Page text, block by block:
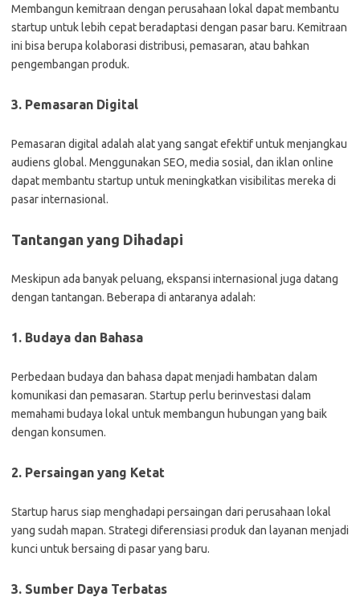
Membangun kemitraan dengan perusahaan lokal dapat membantu
startup untuk lebih cepat beradaptasi dengan pasar baru. Kemitraan
ini bisa berupa kolaborasi distribusi, pemasaran, atau bahkan
pengembangan produk.
3. Pemasaran Digital
Pemasaran digital adalah alat yang sangat efektif untuk menjangkau
audiens global. Menggunakan SEO, media sosial, dan iklan online
dapat membantu startup untuk meningkatkan visibilitas mereka di
pasar internasional.
Tantangan yang Dihadapi
Meskipun ada banyak peluang, ekspansi internasional juga datang
dengan tantangan. Beberapa di antaranya adalah:
1. Budaya dan Bahasa
Perbedaan budaya dan bahasa dapat menjadi hambatan dalam
komunikasi dan pemasaran. Startup perlu berinvestasi dalam
memahami budaya lokal untuk membangun hubungan yang baik
dengan konsumen.
2. Persaingan yang Ketat
Startup harus siap menghadapi persaingan dari perusahaan lokal
yang sudah mapan. Strategi diferensiasi produk dan layanan menjadi
kunci untuk bersaing di pasar yang baru.
3. Sumber Daya Terbatas